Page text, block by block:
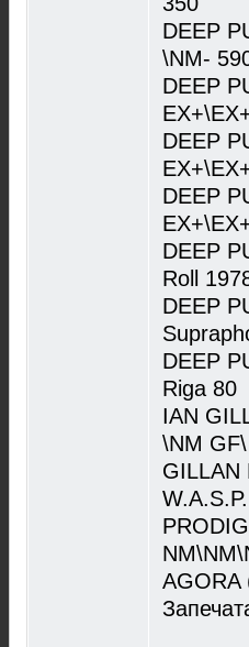
DEEP
\NM-
DEEP
DEEP
DEEP
DEEP
Roll
DEEP
DEEP
Riga 80
IAN
\NM
GILLAN
AGORA